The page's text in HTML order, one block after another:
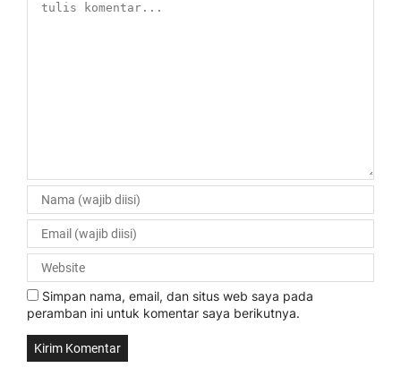
Simpan nama, email, dan situs web saya pada
peramban ini untuk komentar saya berikutnya.